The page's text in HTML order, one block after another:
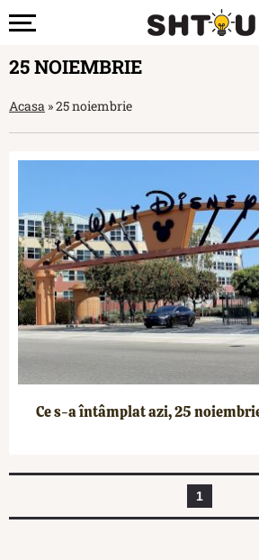
25 NOIEMBRIE
Acasa »25 noiembrie
Ce s-a întâmplat azi, 25
1